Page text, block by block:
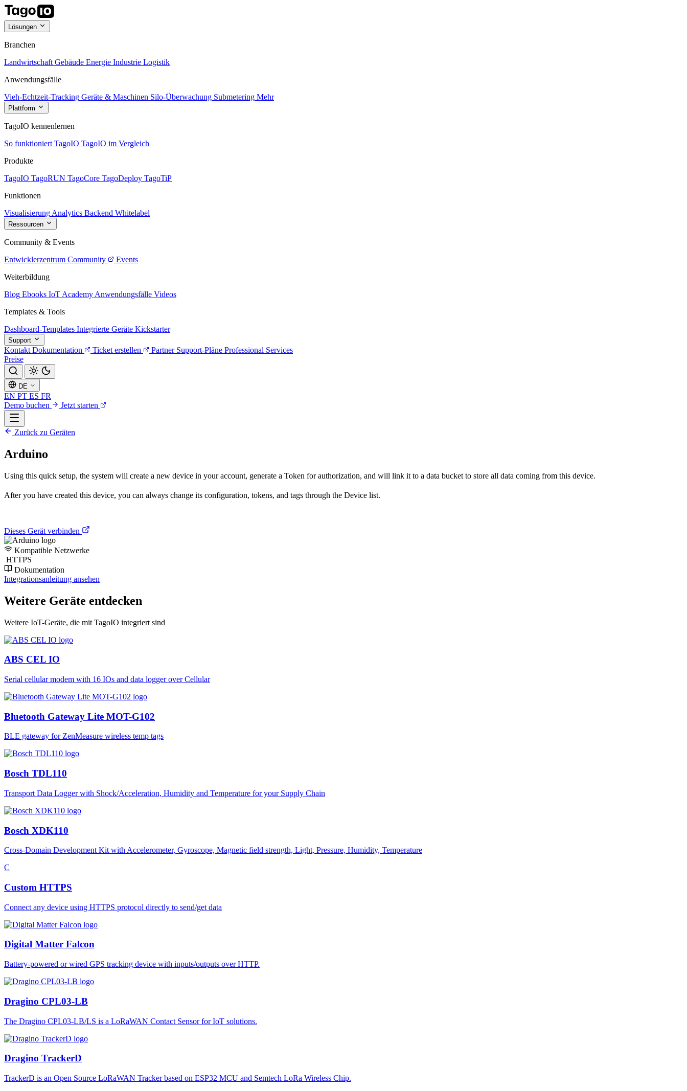
Lösungen
Branchen
Landwirtschaft Gebäude Energie Industrie Logistik
Anwendungsfälle
Vieh-Echtzeit-Tracking Geräte & Maschinen Silo-Überwachung Submetering Mehr
Plattform
TagoIO kennenlernen
So funktioniert TagoIO TagoIO im Vergleich
Produkte
TagoIO TagoRUN TagoCore TagoDeploy TagoTiP
Funktionen
Visualisierung Analytics Backend Whitelabel
Ressourcen
Community & Events
Entwicklerzentrum Community
Events
Weiterbildung
Blog Ebooks IoT Academy Anwendungsfälle Videos
Templates & Tools
Dashboard-Templates Integrierte Geräte Kickstarter
Support
Kontakt Dokumentation Ticket erstellen Partner Support-Pläne Professional Services
Preise
DE
EN PT ES FR
Demo buchen
Jetzt starten
Zurück zu Geräten
Arduino
Using this quick setup, the system will create a new device in your account, generate a Token for authorization, and will link it to a data bucket to store all data coming from this device.
After you have created this device, you can always change its configuration, tokens, and tags through the Device list.
Dieses Gerät verbinden
Kompatible Netzwerke
HTTPS
Dokumentation
Integrationsanleitung ansehen
Weitere Geräte entdecken
Weitere IoT-Geräte, die mit TagoIO integriert sind
ABS CEL IO
Serial cellular modem with 16 IOs and data logger over Cellular
Bluetooth Gateway Lite MOT-G102
BLE gateway for ZenMeasure wireless temp tags
Bosch TDL110
Transport Data Logger with Shock/Acceleration, Humidity and Temperature for your Supply Chain
Bosch XDK110
Cross-Domain Development Kit with Accelerometer, Gyroscope, Magnetic field strength, Light, Pressure, Humidity, Temperature
C
Custom HTTPS
Connect any device using HTTPS protocol directly to send/get data
Digital Matter Falcon
Battery-powered or wired GPS tracking device with inputs/outputs over HTTP.
Dragino CPL03-LB
The Dragino CPL03-LB/LS is a LoRaWAN Contact Sensor for IoT solutions.
Dragino TrackerD
TrackerD is an Open Source LoRaWAN Tracker based on ESP32 MCU and Semtech LoRa Wireless Chip.